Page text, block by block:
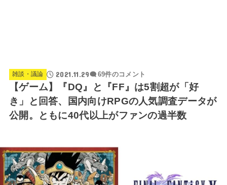
雑談・議論 2021.11.29 69件のコメント
【ゲーム】『DQ』と『FF』は5割超が「好
き」と回答、国内向けRPGの人気調査データが
公開。ともに40代以上がファンの過半数